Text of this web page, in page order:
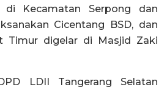
di Kecamatan Serpong dan
Cicentang BSD, dan
Timur digelar di Masjid Zaki
LDII Tangerang Selatan